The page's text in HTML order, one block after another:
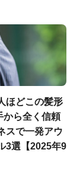
ほどこの髪形
から全く信頼
スで一発アウ
3選【2025年9